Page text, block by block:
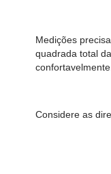
Medições
quadrada total
Considere as